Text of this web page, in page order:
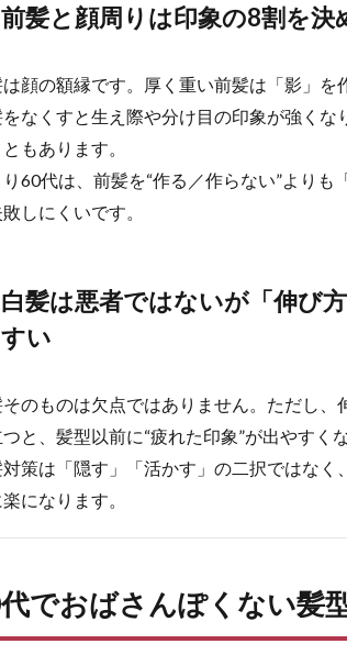
と顔
象の8
割を
るの
に、
最も
失敗
1.4
白髪
はな
いが
「伸
び
方・
み・
つ
き」
で損
前髪と顔周りは印象の8割を
顔の額縁です。厚く重い前髪は「影」を
なくすと生え際や分け目の印象が強くな
もあります。
60代は、前髪を“作る／作らない”より
しにくいです。
白髪は悪者ではないが「伸び
すい
そのものは欠点ではありません。ただし
つと、髪型以前に“疲れた印象”が出やすく
対策は「隠す」「活かす」の二択ではな
になります。
でおばさんぽくない髪